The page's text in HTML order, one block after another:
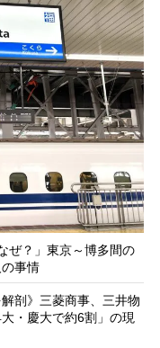
ぜ？」東京～博多間の
事情
剖》三菱商事、三井物
・慶大で約6割」の現